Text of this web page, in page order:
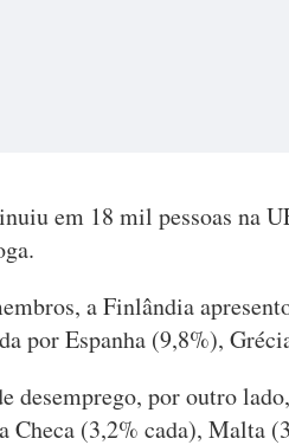
em 18 mil pessoas na
a Finlândia
por Espanha (9,8%),
desemprego, por outro
Checa (3,2% cada), Malta